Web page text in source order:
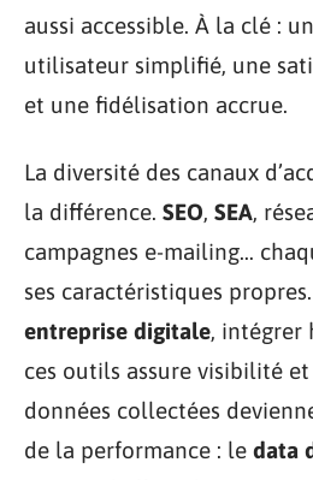
aussi accessible. À la clé :
utilisateur simplifié, une
et une fidélisation accrue.
La diversité des canaux
la différence. SEO, SEA,
campagnes e-mailing…
ses caractéristiques
entreprise digitale, intégrer
ces outils assure visibilité et
données collectées
de la performance : le data